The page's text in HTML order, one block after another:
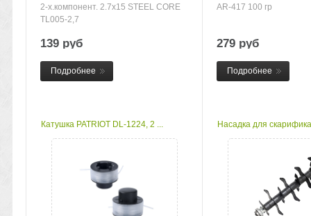
2-х.компонент. 2.7х15 STEEL CORE
TL005-2,7
139 руб
Подробнее
AR-417 100 гр
279 руб
Подробнее
Катушка PATRIOT DL-1224, 2 ... Насадка для